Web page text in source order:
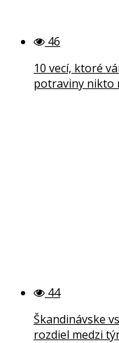
46
10 vecí, ktoré
potraviny nikto
44
Škandinávske
rozdiel medzi